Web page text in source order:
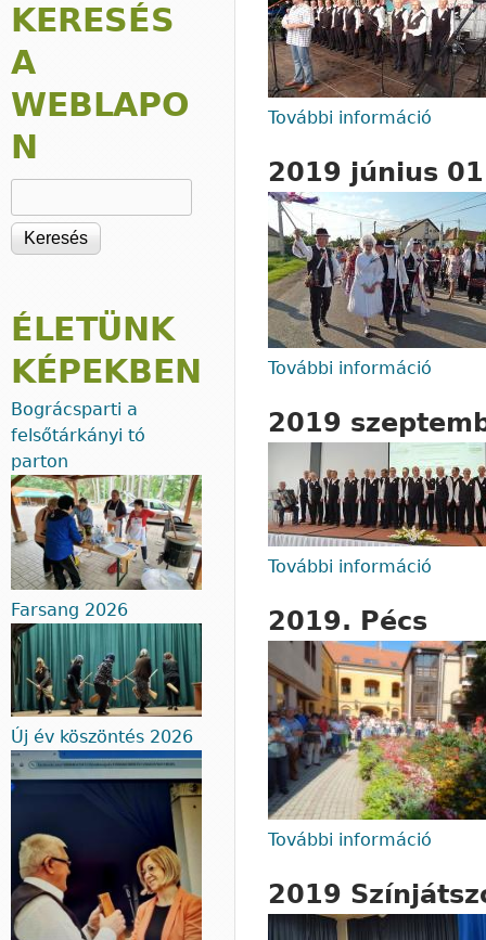
További információ
2019 június
További információ
2019
További információ
2019. Pécs
További információ
2019
KERESÉS
A
WEBLAPO
N
ÉLETÜNK
KÉPEKBEN
Bográcsparti a
felsőtárkányi tó
parton
Farsang 2026
Új év köszöntés 2026